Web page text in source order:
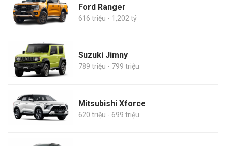
Ford Ranger
616 triệu - 1,202 tỷ
Suzuki Jimny
789 triệu - 799 triệu
Mitsubishi Xforce
620 triệu - 699 triệu